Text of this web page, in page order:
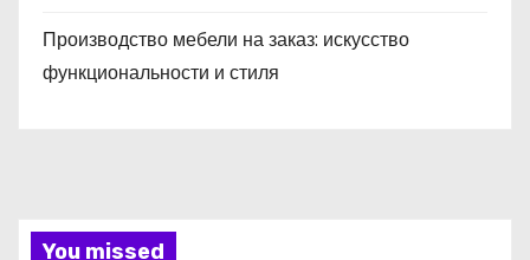
Производство мебели на заказ: искусство
функциональности и стиля
You missed